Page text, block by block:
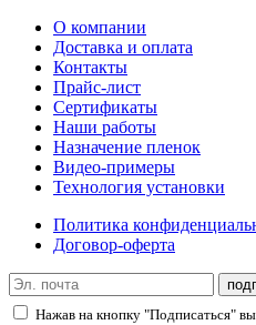
О компании
Доставка и оплата
Контакты
Прайс-лист
Сертификаты
Наши работы
Назначение пленок
Видео-примеры
Технология установки
Политика
Договор-оферта
Нажав на кнопку "Подписаться" вы